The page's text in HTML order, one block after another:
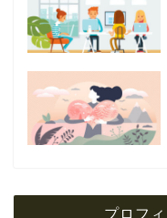
プロフ